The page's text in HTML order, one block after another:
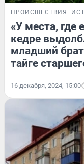
ПРОИСШЕСТВИЯ
«У места, где
кедре
младший
тайге
16 декабря, 2024, 15:00